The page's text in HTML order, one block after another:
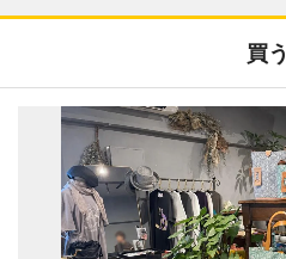
買う